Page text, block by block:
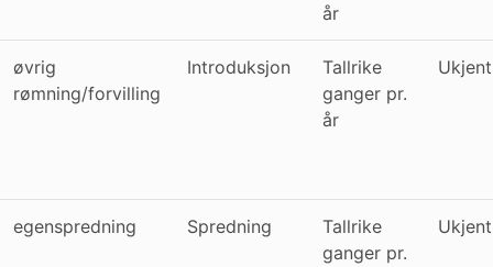
år
øvrig
rømning/forvilling
Introduksjon
Tallrike
ganger pr.
år
Ukjent
egenspredning Spredning
Tallrike
ganger pr.
Ukjent